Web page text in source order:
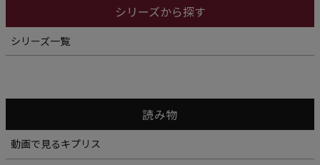
シリーズから探す
シリーズ一覧
読み物
動画で見るキプリス